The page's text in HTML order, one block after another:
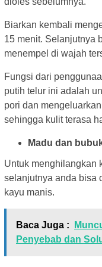
Biarkan kembali
15 menit. Selanjutnya
menempel di wajah
Fungsi dari
putih telur ini adalah
pori dan
sehingga kulit terasa
Madu dan
Untuk menghilangkan
selanjutnya anda bisa
kayu manis.
Baca Juga :
Penyebab dan